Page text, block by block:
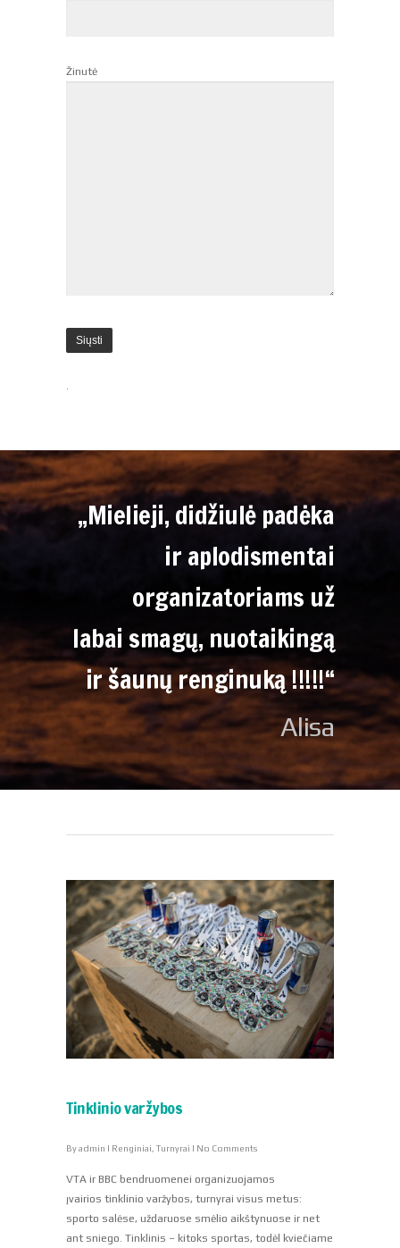
Žinutė
.
„Mielieji, didžiulė padėka
ir aplodismentai
organizatoriams už
labai smagų, nuotaikingą
ir šaunų renginuką !!!!!“
Alisa
Tinklinio varžybos
Byadmin | Renginiai, Turnyrai | No Comments
VTA ir BBC bendruomenei organizuojamos
įvairios tinklinio varžybos, turnyrai visus metus:
sporto salėse, uždaruose smėlio aikštynuose ir net
ant sniego. Tinklinis – kitoks sportas, todėl kviečiame